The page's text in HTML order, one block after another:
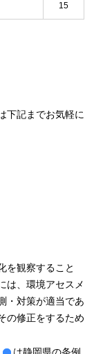
15
下記までお気軽に
を観察すること
は、環境アセスメ
・対策が適当であ
の修正をするため